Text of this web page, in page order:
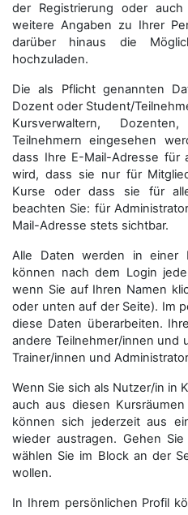
der Registrierung oder
weitere Angaben zu Ihrer
darüber hinaus die
hochzuladen.
Die als Pflicht genannten
Dozent oder Student/
Kursverwaltern,
Teilnehmern eingesehen
dass Ihre E-Mail-Adresse für
wird, dass sie nur für
Kurse oder dass sie für
beachten Sie: für
Mail-Adresse stets sichtbar.
Alle Daten werden in einer
können nach dem Login
wenn Sie auf Ihren Namen
oder unten auf der Seite). Im
diese Daten überarbeiten.
andere Teilnehmer/innen und
Trainer/innen und
Wenn Sie sich als Nutzer/in in
auch aus diesen
können sich jederzeit aus
wieder austragen. Gehen
wählen Sie im Block an der
wollen.
In Ihrem persönlichen Profil